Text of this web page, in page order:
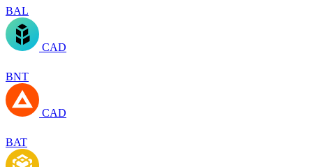
BAL
CAD
BNT
CAD
BAT